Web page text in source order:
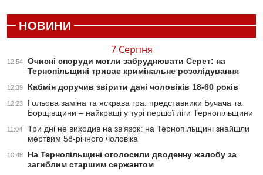
НОВИНИ
7 Серпня
12:54
Очисні споруди могли забруднювати Серет: на
Тернопільщині триває кримінальне розслідування
12:39 Кабмін доручив звірити дані чоловіків 18-60 років
12:23
Гольова заміна та яскрава гра: представники Бучача та
Борщівщини – найкращі у турі першої ліги Тернопільщини
11:04
Три дні не виходив на зв’язок: на Тернопільщині знайшли
мертвим 58-річного чоловіка
10:48
На Тернопільщині оголосили дводенну жалобу за
загиблим старшим сержантом